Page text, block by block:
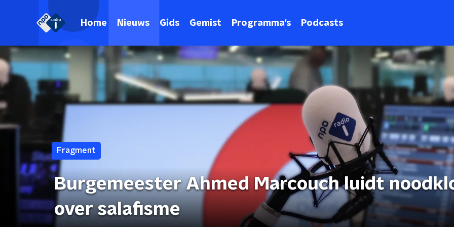
Home Nieuws Gids Gemist Programma's Podcasts
Fragment
Burgemeester Ahmed Marcouch luidt
over salafisme